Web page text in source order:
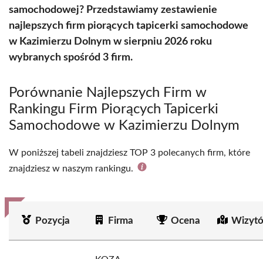
samochodowej? Przedstawiamy zestawienie
najlepszych firm piorących tapicerki samochodowe
w Kazimierzu Dolnym w sierpniu 2026 roku
wybranych spośród 3 firm.
Porównanie Najlepszych Firm w
Rankingu Firm Piorących Tapicerki
Samochodowe w Kazimierzu Dolnym
W poniższej tabeli znajdziesz TOP 3 polecanych firm, które
znajdziesz w naszym rankingu.
Pozycja Firma Ocena